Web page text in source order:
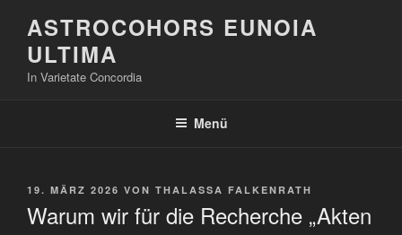
Inhalt
springen
ASTROCOHORS EUNOIA
ULTIMA
In Varietate Concordia
Menü
VERÖFFENTLICHT
19. MÄRZ 2026 VON THALASSA FALKENRATH
Warum wir für die Recherche „Akten